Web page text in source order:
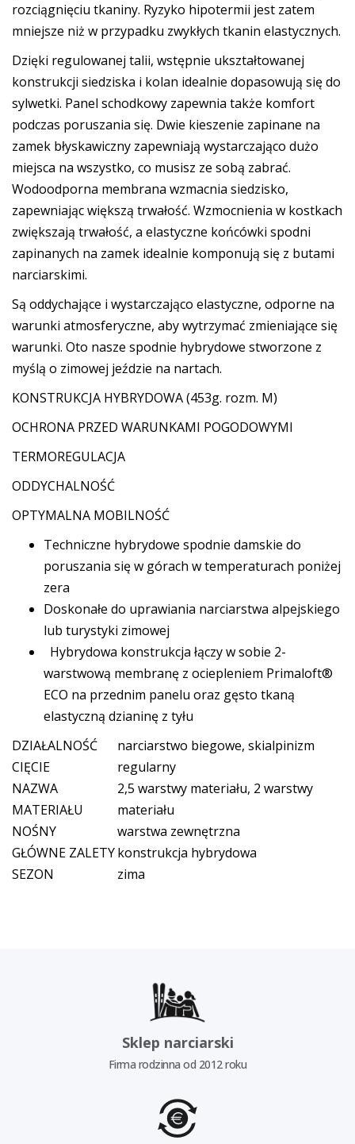
rozciągnięciu tkaniny. Ryzyko hipotermii jest zatem
mniejsze niż w przypadku zwykłych tkanin elastycznych.
Dzięki regulowanej talii, wstępnie ukształtowanej
konstrukcji siedziska i kolan idealnie dopasowują się do
sylwetki. Panel schodkowy zapewnia także komfort
podczas poruszania się. Dwie kieszenie zapinane na
zamek błyskawiczny zapewniają wystarczająco dużo
miejsca na wszystko, co musisz ze sobą zabrać.
Wodoodporna membrana wzmacnia siedzisko,
zapewniając większą trwałość. Wzmocnienia w kostkach
zwiększają trwałość, a elastyczne końcówki spodni
zapinanych na zamek idealnie komponują się z butami
narciarskimi.
Są oddychające i wystarczająco elastyczne, odporne na
warunki atmosferyczne, aby wytrzymać zmieniające się
warunki. Oto nasze spodnie hybrydowe stworzone z
myślą o zimowej jeździe na nartach.
KONSTRUKCJA HYBRYDOWA (453g. rozm. M)
OCHRONA PRZED WARUNKAMI POGODOWYMI
TERMOREGULACJA
ODDYCHALNOŚĆ
OPTYMALNA MOBILNOŚĆ
Techniczne hybrydowe spodnie damskie do
poruszania się w górach w temperaturach poniżej
zera
Doskonałe do uprawiania narciarstwa alpejskiego
lub turystyki zimowej
Hybrydowa konstrukcja łączy w sobie 2-
warstwową membranę z ociepleniem Primaloft®
ECO na przednim panelu oraz gęsto tkaną
elastyczną dzianinę z tyłu
DZIAŁALNOŚĆ
narciarstwo biegowe, skialpinizm
CIĘCIE
regularny
NAZWA
MATERIAŁU
2,5 warstwy materiału, 2 warstwy
materiału
NOŚNY
warstwa zewnętrzna
GŁÓWNE ZALETYkonstrukcja hybrydowa
SEZON
zima
Sklep narciarski
Firma rodzinna od 2012 roku